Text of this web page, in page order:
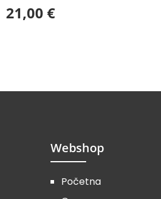
21,00 €
Webshop
Početna